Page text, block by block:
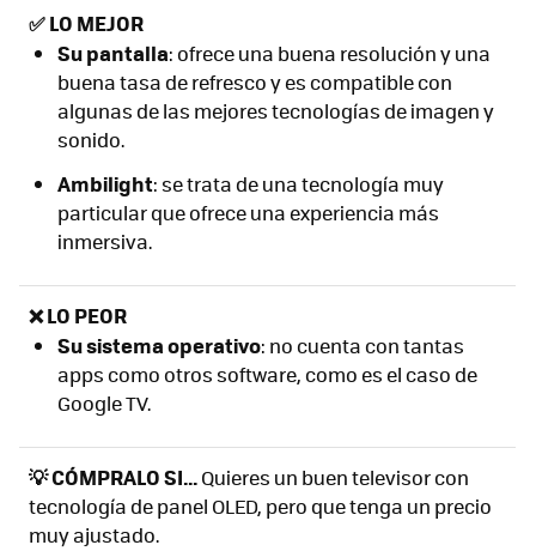
✅LO MEJOR
Su pantalla: ofrece una buena resolución y una
buena tasa de refresco y es compatible con
algunas de las mejores tecnologías de imagen y
sonido.
Ambilight: se trata de una tecnología muy
particular que ofrece una experiencia más
inmersiva.
❌ LO PEOR
Su sistema operativo: no cuenta con tantas
apps como otros software, como es el caso de
Google TV.
💡 CÓMPRALO SI...Quieres un buen televisor con
tecnología de panel OLED, pero que tenga un precio
muy ajustado.